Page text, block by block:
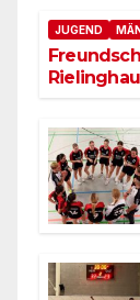
JUGEND